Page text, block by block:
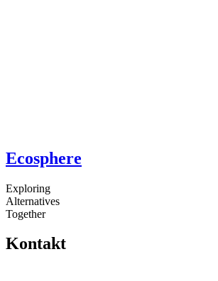
Ecosphere
Exploring
Alternatives
Together
Kontakt